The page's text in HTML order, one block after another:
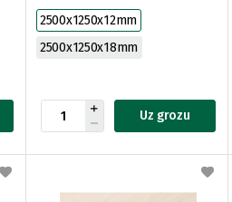
2500x1250x12mm
2500x1250x18mm
Uz grozu